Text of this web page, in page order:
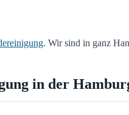
. Wir sind in ganz
in der